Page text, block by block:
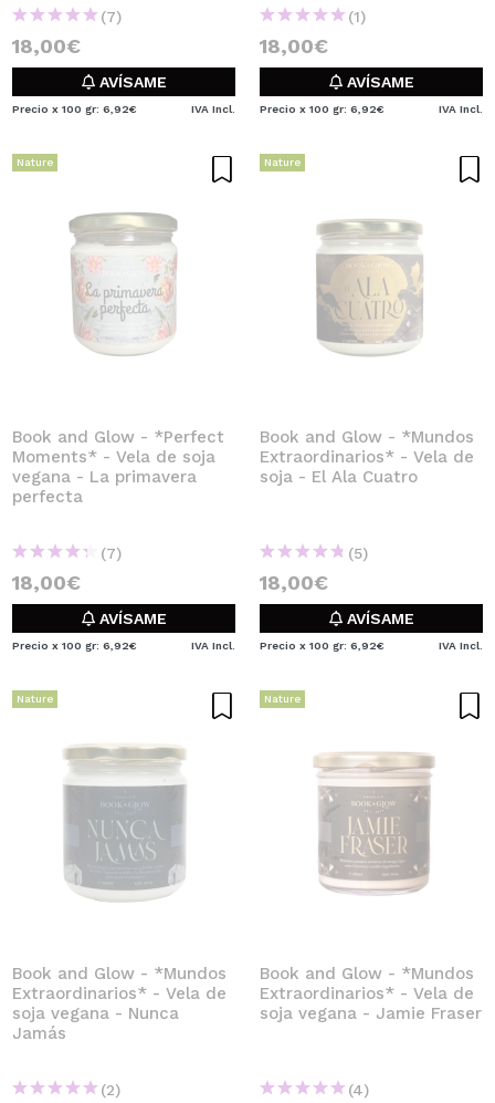
(7)
18,00€
AVÍSAME
Precio x 100 gr: 6,92€ IVA Incl.
(1)
18,00€
AVÍSAME
Precio x 100 gr: 6,92€ IVA Incl.
Nature
Book and Glow - *Perfect
Moments* - Vela de soja
vegana - La primavera
perfecta
(7)
18,00€
AVÍSAME
Precio x 100 gr: 6,92€ IVA Incl.
Nature
Book and Glow - *Mundos
Extraordinarios* - Vela de
soja - El Ala Cuatro
(5)
18,00€
AVÍSAME
Precio x 100 gr: 6,92€ IVA Incl.
Nature
Book and Glow - *Mundos
Extraordinarios* - Vela de
soja vegana - Nunca
Jamás
(2)
Nature
Book and Glow - *Mundos
Extraordinarios* - Vela de
soja vegana - Jamie Fraser
(4)